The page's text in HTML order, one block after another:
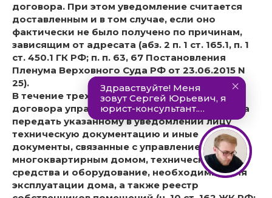
договора. При этом уведомление считается
доставленным и в том случае, если оно
фактически не было получено по причинам,
зависящим от адресата (абз. 2 п. 1 ст. 165.1, п. 1
ст. 450.1 ГК РФ; п. п. 63, 67 Постановления
Пленума Верховного Суда РФ от 23.06.2015 N
25).
В течение трех дней со дня прекращения
договора управляющая организация должна
передать указанному в уведомлении лицу
техническую документацию и иные
документы, связанные с управлением
многоквартирным домом, технические
средства и оборудование, необходимые для
эксплуатации дома, а также реестр